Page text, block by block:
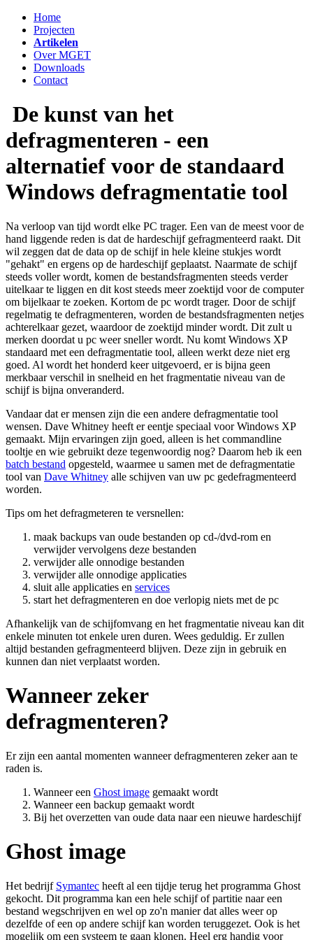
Home
Projecten
Artikelen
Over MGET
Downloads
Contact
De kunst van het
defragmenteren - een
alternatief voor de standaard
Windows defragmentatie tool
Na verloop van tijd wordt elke PC trager. Een van de meest voor de
hand liggende reden is dat de hardeschijf gefragmenteerd raakt. Dit
wil zeggen dat de data op de schijf in hele kleine stukjes wordt
"gehakt" en ergens op de hardeschijf geplaatst. Naarmate de schijf
steeds voller wordt, komen de bestandsfragmenten steeds verder
uitelkaar te liggen en dit kost steeds meer zoektijd voor de computer
om bijelkaar te zoeken. Kortom de pc wordt trager. Door de schijf
regelmatig te defragmenteren, worden de bestandsfragmenten netjes
achterelkaar gezet, waardoor de zoektijd minder wordt. Dit zult u
merken doordat u pc weer sneller wordt. Nu komt Windows XP
standaard met een defragmentatie tool, alleen werkt deze niet erg
goed. Al wordt het honderd keer uitgevoerd, er is bijna geen
merkbaar verschil in snelheid en het fragmentatie niveau van de
schijf is bijna onveranderd.
Vandaar dat er mensen zijn die een andere defragmentatie tool
wensen. Dave Whitney heeft er eentje speciaal voor Windows XP
gemaakt. Mijn ervaringen zijn goed, alleen is het commandline
tooltje en wie gebruikt deze tegenwoordig nog? Daarom heb ik een
batch bestand opgesteld, waarmee u samen met de defragmentatie
tool van Dave Whitney alle schijven van uw pc gedefragmenteerd
worden.
Tips om het defragmeteren te versnellen:
maak backups van oude bestanden op cd-/dvd-rom en
verwijder vervolgens deze bestanden
verwijder alle onnodige bestanden
verwijder alle onnodige applicaties
sluit alle applicaties en services
start het defragmenteren en doe verlopig niets met de pc
Afhankelijk van de schijfomvang en het fragmentatie niveau kan dit
enkele minuten tot enkele uren duren. Wees geduldig. Er zullen
altijd bestanden gefragmenteerd blijven. Deze zijn in gebruik en
kunnen dan niet verplaatst worden.
Wanneer zeker
defragmenteren?
Er zijn een aantal momenten wanneer defragmenteren zeker aan te
raden is.
Wanneer een Ghost image gemaakt wordt
Wanneer een backup gemaakt wordt
Bij het overzetten van oude data naar een nieuwe hardeschijf
Ghost image
Het bedrijf Symantec heeft al een tijdje terug het programma Ghost
gekocht. Dit programma kan een hele schijf of partitie naar een
bestand wegschrijven en wel op zo'n manier dat alles weer op
dezelfde of een op andere schijf kan worden teruggezet. Ook is het
mogelijk om een systeem te gaan klonen. Heel erg handig voor